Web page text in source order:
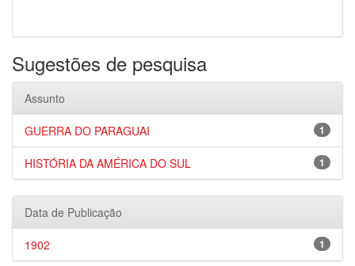
Sugestões de pesquisa
Assunto
1
GUERRA DO PARAGUAI
1
HISTÓRIA DA AMÉRICA DO SUL
Data de Publicação
1
1902